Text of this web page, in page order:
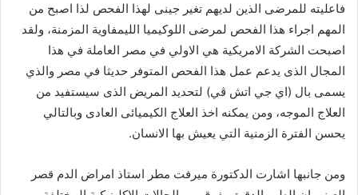
فاعليته للمرضى الذين لديهم تغير جينى لهذا الفحص لذا اصبح من
المهم اجراء هذا الفحص لمرضى اللوكيميا الليمفاوية المزمنة، ولقد
اصبحت الشركة الامريكية هي الاولي في مصر العاملة في هذا
المجال الذى يدعم عمل هذا الفحص المتوفر حديثا في مصر والذي
يسمى بال (اي جي اتش ڤي) لتحديد المريض الذى سيستفيد من
العلاج الموجه، ومن يمكنه اخذ العلاج الكيميائى العادى وبالتالي
يحسن الفترة الزمنية التي يعيش بها الانسان.
ومن جانبها اشارت الدكتورة ميرفت مطر استاذ امراض الدم قصر